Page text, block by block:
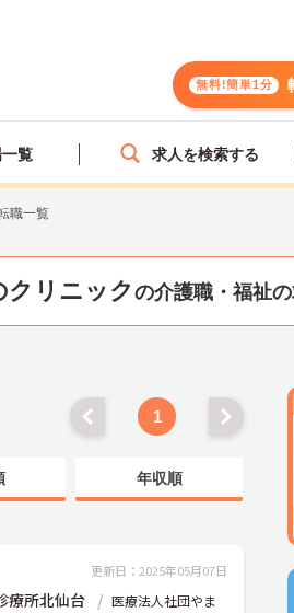
無料!簡単1分
覧 求人を検索する
職一覧
クリニック の介護職・福祉
1
年収順
更新日：2025年05月07日
療所北仙台
医療法人社団やま